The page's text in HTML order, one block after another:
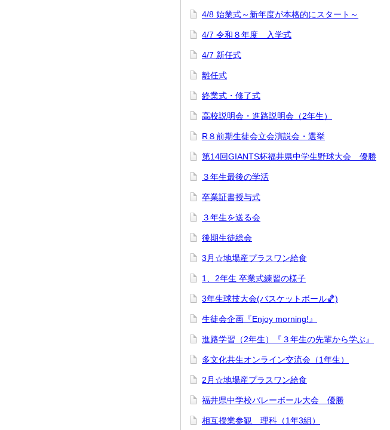
4/8 始業式～新年度が本格的にスタート～
4/7 令和８年度 入学式
4/7 新任式
離任式
終業式・修了式
高校説明会・進路説明会（2年生）
R８前期生徒会立会演説会・選挙
第14回GIANTS杯福井県中学生野球大会 優勝
３年生最後の学活
卒業証書授与式
３年生を送る会
後期生徒総会
3月☆地場産プラスワン給食
1、2年生 卒業式練習の様子
3年生球技大会(バスケットボール🏀)
生徒会企画『Enjoy morning!』
進路学習（2年生）『３年生の先輩から学ぶ』
多文化共生オンライン交流会（1年生）
2月☆地場産プラスワン給食
福井県中学校バレーボール大会 優勝
相互授業参観 理科（1年3組）